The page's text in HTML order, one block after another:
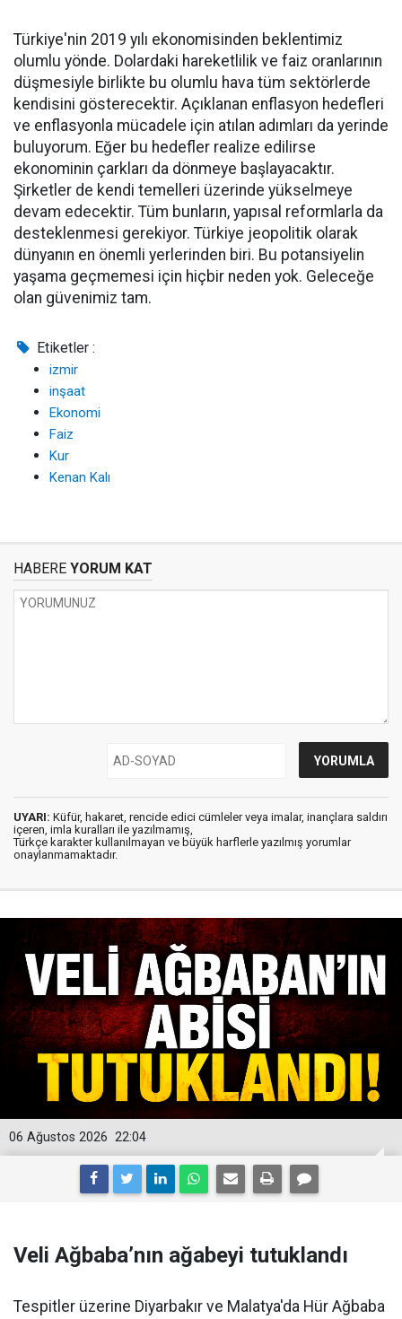
Türkiye'nin 2019 yılı ekonomisinden beklentimiz
olumlu yönde. Dolardaki hareketlilik ve faiz oranlarının
düşmesiyle birlikte bu olumlu hava tüm sektörlerde
kendisini gösterecektir. Açıklanan enflasyon hedefleri
ve enflasyonla mücadele için atılan adımları da yerinde
buluyorum. Eğer bu hedefler realize edilirse
ekonominin çarkları da dönmeye başlayacaktır.
Şirketler de kendi temelleri üzerinde yükselmeye
devam edecektir. Tüm bunların, yapısal reformlarla da
desteklenmesi gerekiyor. Türkiye jeopolitik olarak
dünyanın en önemli yerlerinden biri. Bu potansiyelin
yaşama geçmemesi için hiçbir neden yok. Geleceğe
olan güvenimiz tam.
Etiketler :
izmir
inşaat
Ekonomi
Faiz
Kur
Kenan Kalı
HABERE YORUM KAT
UYARI: Küfür, hakaret, rencide edici cümleler veya imalar, inançlara saldırı
içeren, imla kuralları ile yazılmamış,
Türkçe karakter kullanılmayan ve büyük harflerle yazılmış yorumlar
onaylanmamaktadır.
22:04
06 Ağustos 2026
Veli Ağbaba’nın ağabeyi tutuklandı
Tespitler üzerine Diyarbakır ve Malatya'da Hür Ağbaba